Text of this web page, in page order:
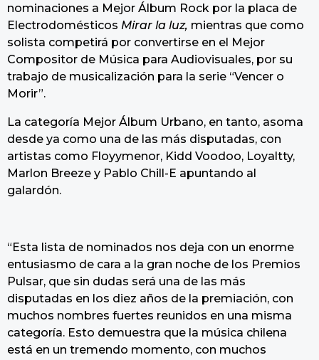
nominaciones a Mejor Álbum Rock por la placa de
Electrodomésticos Mirar la luz, mientras que como
solista competirá por convertirse en el Mejor
Compositor de Música para Audiovisuales, por su
trabajo de musicalización para la serie “Vencer o
Morir”.
La categoría Mejor Álbum Urbano, en tanto, asoma
desde ya como una de las más disputadas, con
artistas como Floyymenor, Kidd Voodoo, Loyaltty,
Marlon Breeze y Pablo Chill-E apuntando al
galardón.
“Esta lista de nominados nos deja con un enorme
entusiasmo de cara a la gran noche de los Premios
Pulsar, que sin dudas será una de las más
disputadas en los diez años de la premiación, con
muchos nombres fuertes reunidos en una misma
categoría. Esto demuestra que la música chilena
está en un tremendo momento, con muchos